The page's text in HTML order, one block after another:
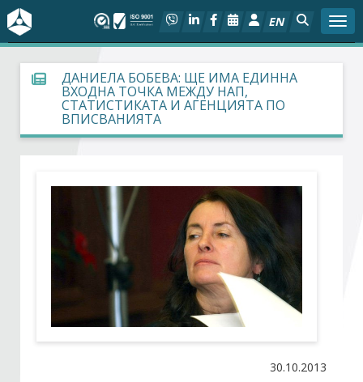
EN
За БСК
На фокус
Актуално
Социален диалог
Дейности
Арбитражен съд
Проекти
ДАНИЕЛА БОБЕВА: ЩЕ ИМА ЕДИННА
ВХОДНА ТОЧКА МЕЖДУ НАП,
СТАТИСТИКАТА И АГЕНЦИЯТА ПО
ВПИСВАНИЯТА
30.10.2013